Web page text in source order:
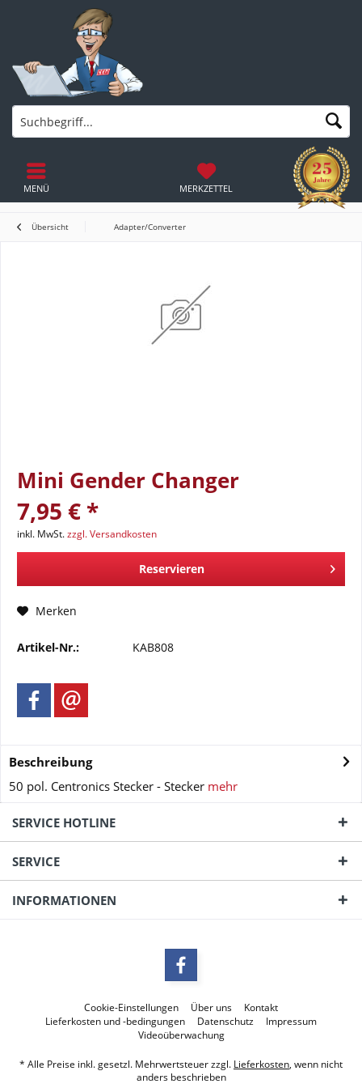
MERKZETTEL
MENÜ
Übersicht Adapter/Converter
Mini Gender Changer
7,95 € *
inkl. MwSt.zzgl. Versandkosten
Reservieren
Merken
Artikel-Nr.: KAB808
Beschreibung
50 pol. Centronics Stecker - Stecker mehr
SERVICE HOTLINE
SERVICE
INFORMATIONEN
Cookie-Einstellungen Über uns
Kontakt
Lieferkosten und -bedingungen
Datenschutz
Impressum
Videoüberwachung
* Alle Preise inkl. gesetzl. Mehrwertsteuer zzgl. Lieferkosten, wenn nicht
anders beschrieben